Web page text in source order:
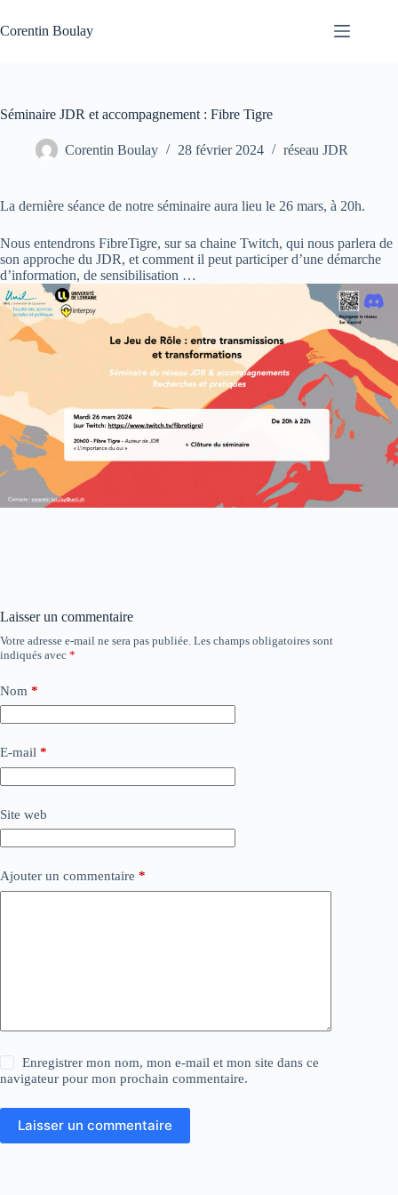
au
contenu
Corentin Boulay
Séminaire JDR et accompagnement : Fibre Tigre
Corentin Boulay 28 février 2024 réseau JDR
La dernière séance de notre séminaire aura lieu le 26 mars, à 20h.
Nous entendrons FibreTigre, sur sa chaine Twitch, qui nous parlera de
son approche du JDR, et comment il peut participer d’une démarche
d’information, de sensibilisation …
Laisser un commentaire
Votre adresse e-mail ne sera pas publiée. Les champs obligatoires sont
indiqués avec *
Nom *
E-mail *
Site web
Ajouter un commentaire *
Enregistrer mon nom, mon e-mail et mon site dans ce
navigateur pour mon prochain commentaire.
Laisser un commentaire